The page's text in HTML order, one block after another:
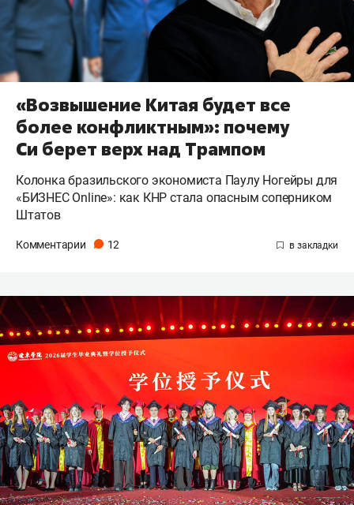
«Возвышение Китая будет все
более конфликтным»: почему
Си берет верх над Трампом
Колонка бразильского экономиста Паулу Ногейры для
«БИЗНЕС Online»: как КНР стала опасным соперником
Штатов
Комментарии 12